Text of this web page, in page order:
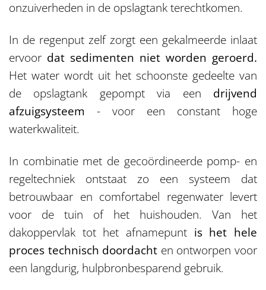
onzuiverheden in de opslagtank terechtkomen.
In de regenput zelf zorgt een gekalmeerde inlaat
ervoor dat sedimenten niet worden geroerd.
Het water wordt uit het schoonste gedeelte van
de opslagtank gepompt via een drijvend
afzuigsysteem - voor een constant hoge
waterkwaliteit.
In combinatie met de gecoördineerde pomp- en
regeltechniek ontstaat zo een systeem dat
betrouwbaar en comfortabel regenwater levert
voor de tuin of het huishouden. Van het
dakoppervlak tot het afnamepunt is het hele
proces technisch doordacht en ontworpen voor
een langdurig, hulpbronbesparend gebruik.